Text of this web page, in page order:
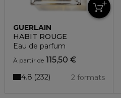
GUERLAIN
HABIT ROUGE
Eau de parfum
À partir de 115,50 €
2 formats
4.8 232